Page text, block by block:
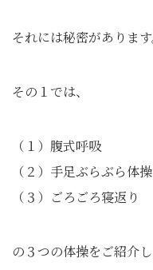
それには秘密があります
その１では、
（１）腹式呼吸
（２）手足ぶらぶら体操
（３）ごろごろ寝返り
の３つの体操をご紹介